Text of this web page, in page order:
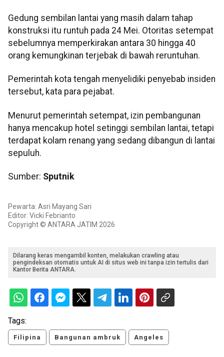
Gedung sembilan lantai yang masih dalam tahap
konstruksi itu runtuh pada 24 Mei. Otoritas setempat
sebelumnya memperkirakan antara 30 hingga 40
orang kemungkinan terjebak di bawah reruntuhan.
Pemerintah kota tengah menyelidiki penyebab insiden
tersebut, kata para pejabat.
Menurut pemerintah setempat, izin pembangunan
hanya mencakup hotel setinggi sembilan lantai, tetapi
terdapat kolam renang yang sedang dibangun di lantai
sepuluh.
Sumber: Sputnik
Pewarta: Asri Mayang Sari
Editor: Vicki Febrianto
Copyright © ANTARA JATIM 2026
Dilarang keras mengambil konten, melakukan crawling atau
pengindeksan otomatis untuk AI di situs web ini tanpa izin tertulis dari
Kantor Berita ANTARA.
Tags:
Filipina Bangunan ambruk Angeles